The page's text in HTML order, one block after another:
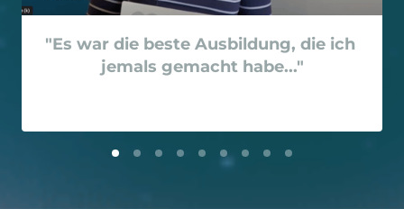
"Es war die beste Ausbildung, die ich
jemals gemacht habe..."